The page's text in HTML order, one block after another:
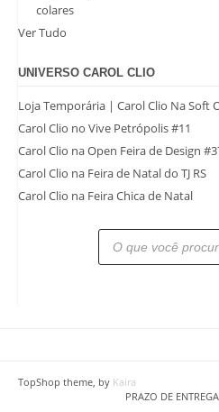
colares
Ver Tudo
UNIVERSO CAROL CLIO
Loja Temporária | Carol Clio Na Soft
Carol Clio no Vive Petrópolis #11
Carol Clio na Open Feira de Design
Carol Clio na Feira de Natal do TJ RS
Carol Clio na Feira Chica de Natal
Pesquisar
produtos
TopShop theme, by Kaira
PRAZO DE ENTREGA